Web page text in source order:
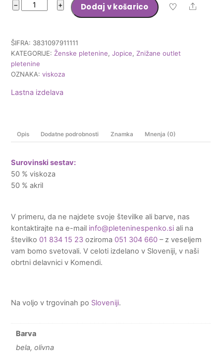
−
Jopica
+ Dodaj v košarico Share
ŠIFRA: 3831097911111
KATEGORIJE: Ženske pletenine,Jopice, Znižane outlet
pletenine
OZNAKA:viskoza
Lastna izdelava
Opis Dodatne podrobnosti Znamka Mnenja (0)
Surovinski sestav:
50 % viskoza
50 % akril
V primeru, da ne najdete svoje številke ali barve, nas
kontaktirajte na e-mail info@pleteninespenko.si ali na
številko 01 834 15 23 oziroma 051 304 660 – z veseljem
vam bomo svetovali. V celoti izdelano v Sloveniji, v naši
obrtni delavnici v Komendi.
Na voljo v trgovinah po Sloveniji.
Barva
bela, olivna